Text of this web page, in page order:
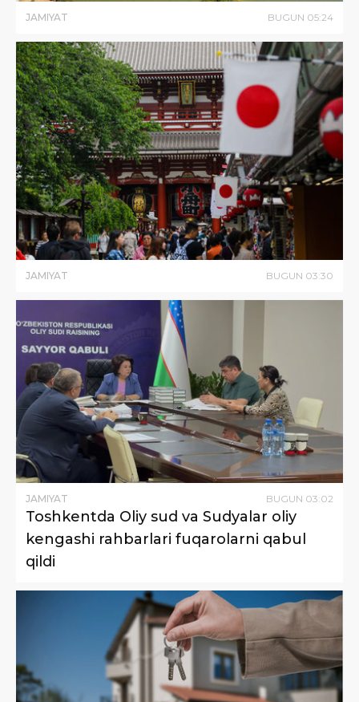
JAMIYAT BUGUN 05:24
JAMIYAT BUGUN 03:30
JAMIYAT BUGUN 03:02
Toshkentda Oliy sud va Sudyalar oliy
kengashi rahbarlari fuqarolarni qabul
qildi